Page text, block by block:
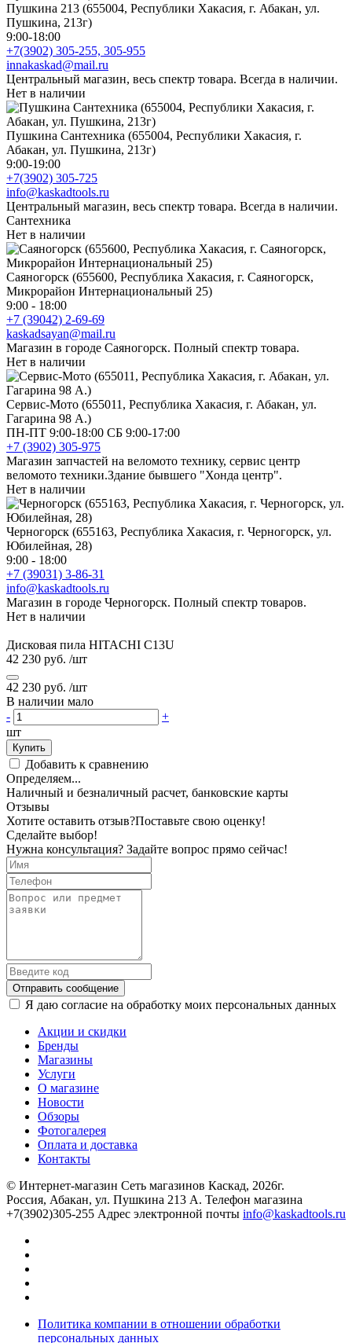
Пушкина 213 (655004, Республики Хакасия, г. Абакан, ул.
Пушкина, 213г)
9:00-18:00
+7(3902) 305-255, 305-955
innakaskad@mail.ru
Центральный магазин, весь спектр товара. Всегда в наличии.
Нет в наличии
Пушкина Сантехника (655004, Республики Хакасия, г.
Абакан, ул. Пушкина, 213г)
9:00-19:00
+7(3902) 305-725
info@kaskadtools.ru
Центральный магазин, весь спектр товара. Всегда в наличии.
Сантехника
Нет в наличии
Саяногорск (655600, Республика Хакасия, г. Саяногорск,
Микрорайон Интернациональный 25)
9:00 - 18:00
+7 (39042) 2-69-69
kaskadsayan@mail.ru
Магазин в городе Саяногорск. Полный спектр товара.
Нет в наличии
Сервис-Мото (655011, Республика Хакасия, г. Абакан, ул.
Гагарина 98 А.)
ПН-ПТ 9:00-18:00 СБ 9:00-17:00
+7 (3902) 305-975
Магазин запчастей на веломото технику, сервис центр
веломото техники.Здание бывшего "Хонда центр".
Нет в наличии
Черногорск (655163, Республика Хакасия, г. Черногорск, ул.
Юбилейная, 28)
9:00 - 18:00
+7 (39031) 3-86-31
info@kaskadtools.ru
Магазин в городе Черногорск. Полный спектр товаров.
Нет в наличии
Дисковая пила HITACHI C13U
42 230 руб. /шт
42 230 руб. /шт
В наличии мало
-
+
шт
Купить
Добавить к сравнению
Определяем...
Наличный и безналичный расчет, банковские карты
Отзывы
Хотите оставить отзыв?Поставьте свою оценку!
Сделайте выбор!
Нужна консультация? Задайте вопрос прямо сейчас!
Отправить сообщение
Я даю согласие на обработку моих персональных данных
Акции и скидки
Бренды
Магазины
Услуги
О магазине
Новости
Обзоры
Фотогалерея
Оплата и доставка
Контакты
© Интернет-магазин Сеть магазинов Каскад, 2026г.
Россия, Абакан, ул. Пушкина 213 А. Телефон магазина
+7(3902)305-255 Адрес электронной почты info@kaskadtools.ru
Политика компании в отношении обработки
персональных данных